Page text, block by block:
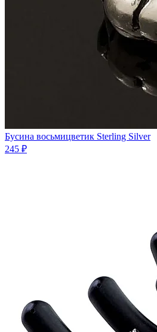
Бусина восьмицветик Sterling Silver
245 ₽